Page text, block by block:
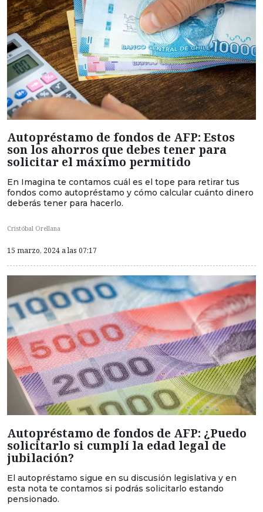
Autopréstamo de fondos de AFP: Estos
son los ahorros que debes tener para
solicitar el máximo permitido
En Imagina te contamos cuál es el tope para retirar tus
fondos como autopréstamo y cómo calcular cuánto dinero
deberás tener para hacerlo.
Cristóbal Orellana
15 marzo, 2024 a las 07:17
Autopréstamo de fondos de AFP: ¿Puedo
solicitarlo si cumplí la edad legal de
jubilación?
El autopréstamo sigue en su discusión legislativa y en
esta nota te contamos si podrás solicitarlo estando
pensionado.